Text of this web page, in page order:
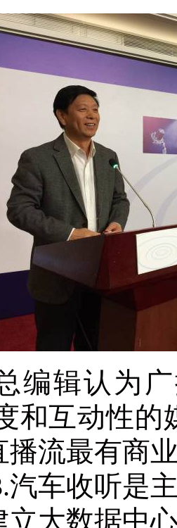
编辑认为
和互动性的
播流最有商
汽车收听是
立大数据中